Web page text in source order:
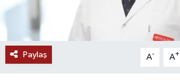
Paylaş A- A+